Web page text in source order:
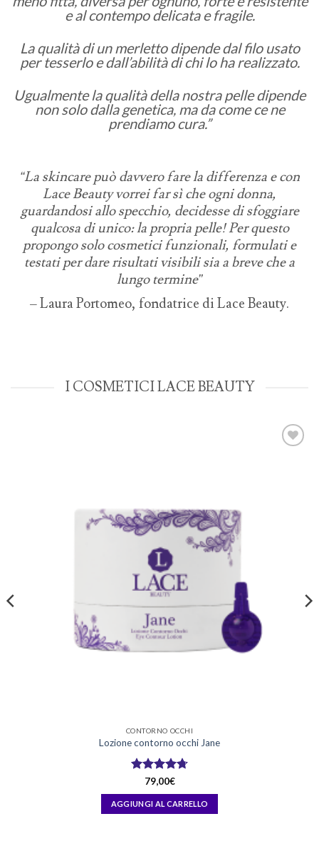
e al contempo delicata e fragile.
La qualità di un merletto dipende dal filo usato
per tesserlo e dall’abilità di chi lo ha realizzato.
Ugualmente la qualità della nostra pelle dipende
non solo dalla genetica, ma da come ce ne
prendiamo cura.”
“La skincare può davvero fare la differenza e con
Lace Beauty vorrei far sìche ogni donna,
guardandosi allo specchio, decidesse di sfoggiare
qualcosa di unico: la propria pelle! ⁣Per questo
propongo solo cosmetici funzionali, formulati e
testati per darerisultati visibili sia a breve che a
lungo termine”
– Laura Portomeo, fondatrice di Lace Beauty.
I COSMETICI LACE BEAUTY
CONTORNO OCCHI
Lozione contorno occhi Jane
Valutato
4.75su 5
79,00€
AGGIUNGI AL CARRELLO